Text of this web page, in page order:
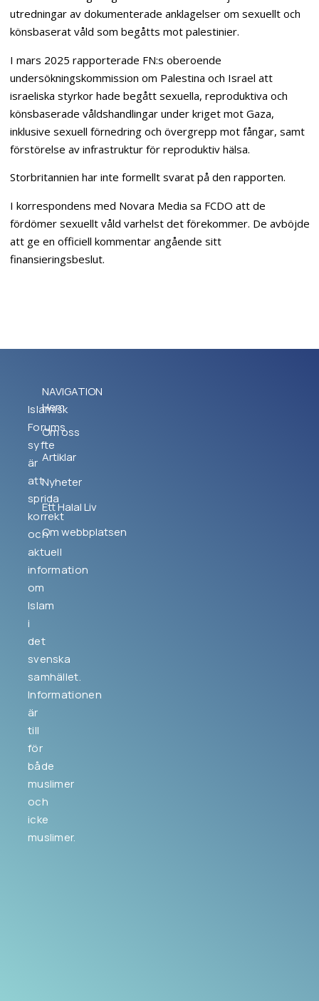
utredningar av dokumenterade anklagelser om sexuellt och
könsbaserat våld som begåtts mot palestinier.
I mars 2025 rapporterade FN:s oberoende
undersökningskommission om Palestina och Israel att
israeliska styrkor hade begått sexuella, reproduktiva och
könsbaserade våldshandlingar under kriget mot Gaza,
inklusive sexuell förnedring och övergrepp mot fångar, samt
förstörelse av infrastruktur för reproduktiv hälsa.
Storbritannien har inte formellt svarat på den rapporten.
I korrespondens med Novara Media sa FCDO att de
fördömer sexuellt våld varhelst det förekommer. De avböjde
att ge en officiell kommentar angående sitt
finansieringsbeslut.
Islamisk
Forums
syfte
är
att
sprida
korrekt
och
aktuell
information
om
Islam
i
det
svenska
samhället.
Informationen
är
till
för
både
muslimer
och
icke
muslimer.
NAVIGATION
Hem
Om oss
Artiklar
Nyheter
Ett Halal Liv
Om webbplatsen